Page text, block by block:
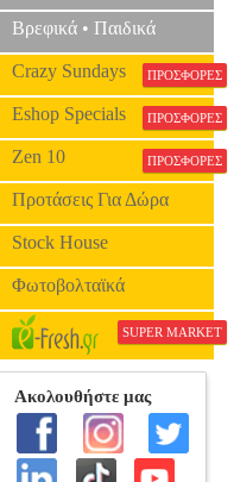
Βρεφικά • Παιδικά
Crazy Sundays ΠΡΟΣΦΟΡΕΣ
Eshop Specials ΠΡΟΣΦΟΡΕΣ
Zen 10 ΠΡΟΣΦΟΡΕΣ
Προτάσεις Για Δώρα
Stock House
Φωτοβολταϊκά
SUPER MARKET